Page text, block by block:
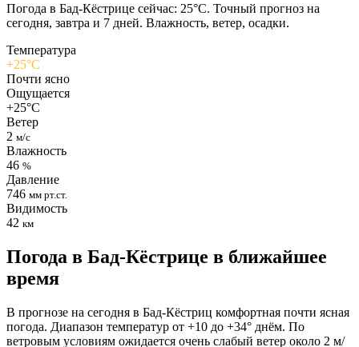
Погода в Бад-Кёстрице сейчас: 25°C. Точный прогноз на
сегодня, завтра и 7 дней. Влажность, ветер, осадки.
Температура
+25°C
Почти ясно
Ощущается
+25°C
Ветер
2 м/с
Влажность
46 %
Давление
746 мм рт.ст.
Видимость
42 км
Погода в Бад-Кёстрице в ближайшее
время
В прогнозе на сегодня в Бад-Кёстриц комфортная почти ясная
погода. Диапазон температур от +10 до +34° днём. По
ветровым условиям ожидается очень слабый ветер около 2 м/